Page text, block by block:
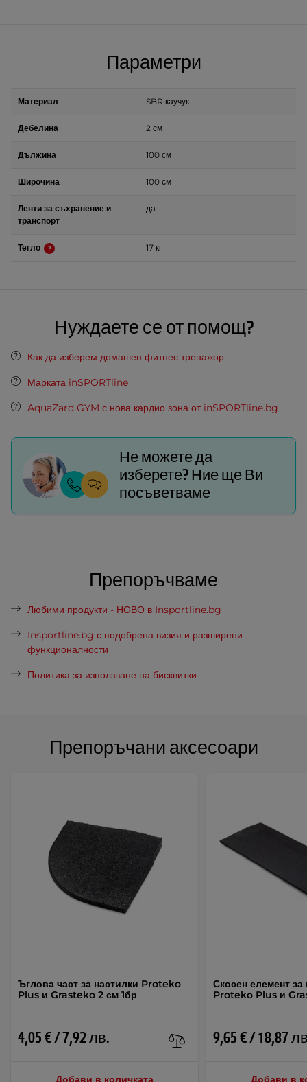
Препоръчани аксесоари
Ъглова част за настилки Proteko
Plus и Grasteko 2 см 1бр
4,05 € / 7,92 лв.
Добави в количката
Скосен елемент за
Proteko Plus и
9,65 € / 18,87
Добави в
Параметри
Материал SBR каучук
Дебелина 2 см
Дължина 100 см
Широчина 100 см
Ленти за съхранение и
транспорт
да
Тегло 17 кг
Нуждаете се от помощ?
Как да изберем домашен фитнес тренажор
Марката inSPORTline
AquaZard GYM с нова кардио зона от inSPORTline.bg
Не можете да
изберете? Ние ще Ви
посъветваме
Препоръчваме
Любими продукти - НОВО в Insportline.bg
Insportline.bg с подобрена визия и разширени
функционалности
Политика за използване на бисквитки